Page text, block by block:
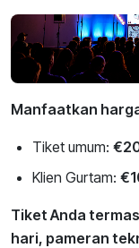
Manfaatkan
Tiket umum:
Klien Gurtam:
Tiket Anda
hari, pameran